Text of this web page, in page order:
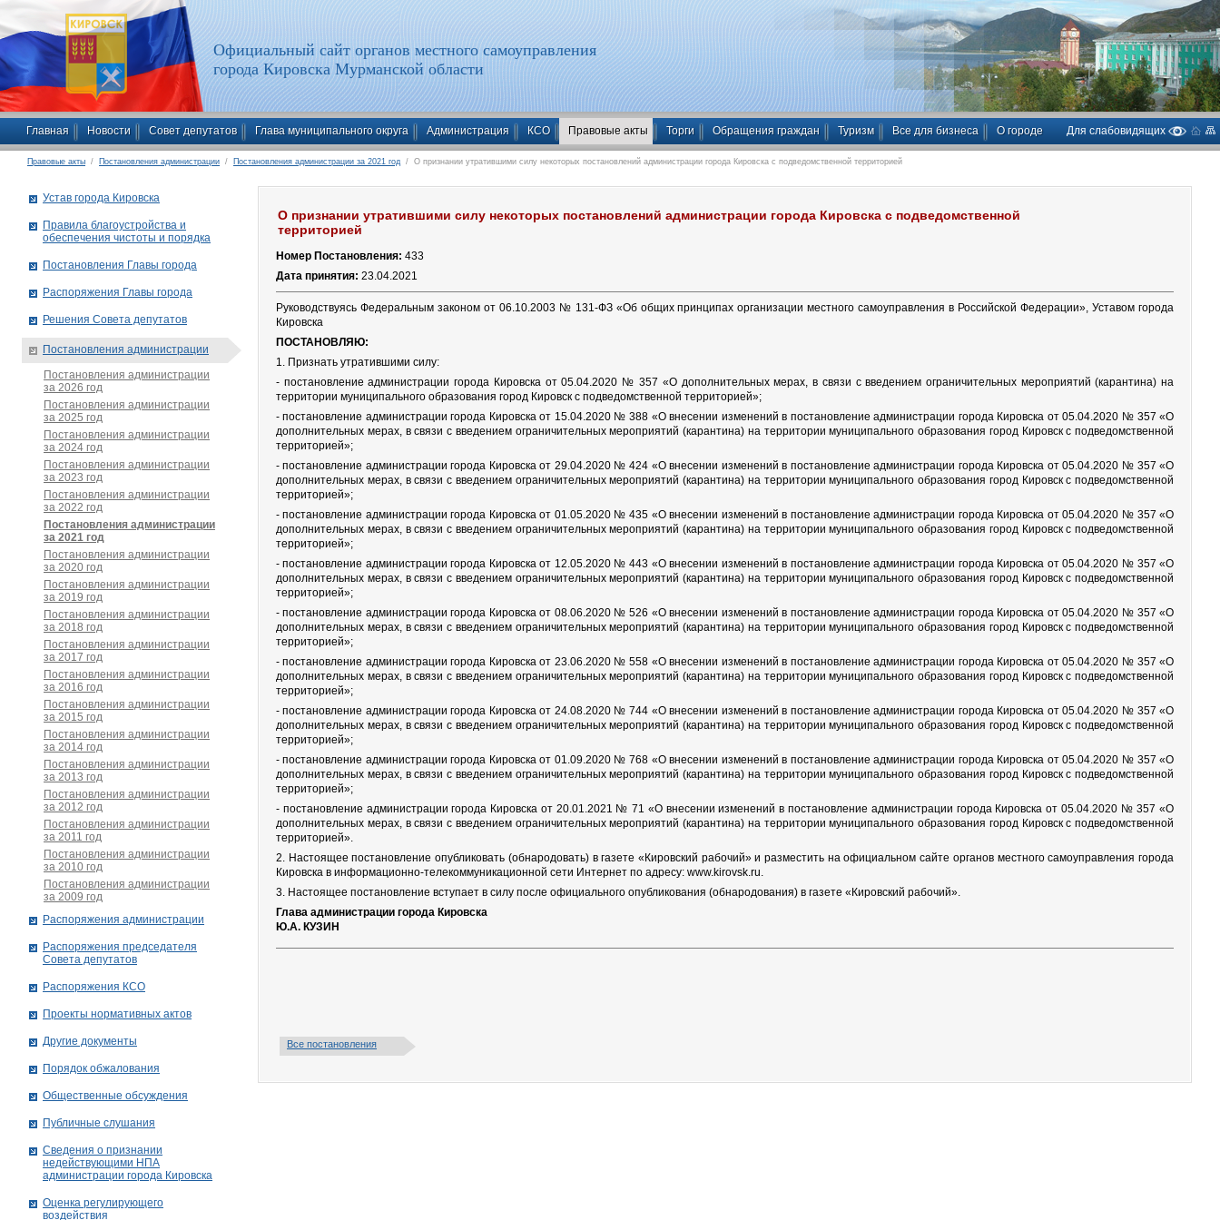
Официальный сайт органов местного самоуправления
города Кировска Мурманской области
Главная Новости Совет депутатов Глава муниципального округа Администрация КСО Правовые акты Торги Обращения граждан Туризм Все для бизнеса О городе Для слабовидящих
Правовые акты / Постановления администрации / Постановления администрации за 2021 год / О признании утратившими силу некоторых постановлений администрации города Кировска с подведомственной территорией
О признании утратившими силу некоторых постановлений администрации города Кировска с подведомственной
территорией
Номер Постановления: 433
Дата принятия: 23.04.2021
Руководствуясь Федеральным законом от 06.10.2003 № 131-ФЗ «Об общих принципах организации местного самоуправления в Российской Федерации», Уставом города
Кировска
ПОСТАНОВЛЯЮ:
1. Признать утратившими силу:
- постановление администрации города Кировска от 05.04.2020 № 357 «О дополнительных мерах, в связи с введением ограничительных мероприятий (карантина) на
территории муниципального образования город Кировск с подведомственной территорией»;
- постановление администрации города Кировска от 15.04.2020 № 388 «О внесении изменений в постановление администрации города Кировска от 05.04.2020 № 357 «О
дополнительных мерах, в связи с введением ограничительных мероприятий (карантина) на территории муниципального образования город Кировск с подведомственной
территорией»;
- постановление администрации города Кировска от 29.04.2020 № 424 «О внесении изменений в постановление администрации города Кировска от 05.04.2020 № 357 «О
дополнительных мерах, в связи с введением ограничительных мероприятий (карантина) на территории муниципального образования город Кировск с подведомственной
территорией»;
- постановление администрации города Кировска от 01.05.2020 № 435 «О внесении изменений в постановление администрации города Кировска от 05.04.2020 № 357 «О
дополнительных мерах, в связи с введением ограничительных мероприятий (карантина) на территории муниципального образования город Кировск с подведомственной
территорией»;
- постановление администрации города Кировска от 12.05.2020 № 443 «О внесении изменений в постановление администрации города Кировска от 05.04.2020 № 357 «О
дополнительных мерах, в связи с введением ограничительных мероприятий (карантина) на территории муниципального образования город Кировск с подведомственной
территорией»;
- постановление администрации города Кировска от 08.06.2020 № 526 «О внесении изменений в постановление администрации города Кировска от 05.04.2020 № 357 «О
дополнительных мерах, в связи с введением ограничительных мероприятий (карантина) на территории муниципального образования город Кировск с подведомственной
территорией»;
- постановление администрации города Кировска от 23.06.2020 № 558 «О внесении изменений в постановление администрации города Кировска от 05.04.2020 № 357 «О
дополнительных мерах, в связи с введением ограничительных мероприятий (карантина) на территории муниципального образования город Кировск с подведомственной
территорией»;
- постановление администрации города Кировска от 24.08.2020 № 744 «О внесении изменений в постановление администрации города Кировска от 05.04.2020 № 357 «О
дополнительных мерах, в связи с введением ограничительных мероприятий (карантина) на территории муниципального образования город Кировск с подведомственной
территорией»;
- постановление администрации города Кировска от 01.09.2020 № 768 «О внесении изменений в постановление администрации города Кировска от 05.04.2020 № 357 «О
дополнительных мерах, в связи с введением ограничительных мероприятий (карантина) на территории муниципального образования город Кировск с подведомственной
территорией»;
- постановление администрации города Кировска от 20.01.2021 № 71 «О внесении изменений в постановление администрации города Кировска от 05.04.2020 № 357 «О
дополнительных мерах, в связи с введением ограничительных мероприятий (карантина) на территории муниципального образования город Кировск с подведомственной
территорией».
2. Настоящее постановление опубликовать (обнародовать) в газете «Кировский рабочий» и разместить на официальном сайте органов местного самоуправления города
Кировска в информационно-телекоммуникационной сети Интернет по адресу: www.kirovsk.ru.
3. Настоящее постановление вступает в силу после официального опубликования (обнародования) в газете «Кировский рабочий».
Глава администрации города Кировска
Ю.А. КУЗИН
Все постановления
Устав города Кировска
Правила благоустройства и
обеспечения чистоты и порядка
Постановления Главы города
Распоряжения Главы города
Решения Совета депутатов
Постановления администрации
Постановления администрации
за 2026 год
Постановления администрации
за 2025 год
Постановления администрации
за 2024 год
Постановления администрации
за 2023 год
Постановления администрации
за 2022 год
Постановления администрации
за 2021 год
Постановления администрации
за 2020 год
Постановления администрации
за 2019 год
Постановления администрации
за 2018 год
Постановления администрации
за 2017 год
Постановления администрации
за 2016 год
Постановления администрации
за 2015 год
Постановления администрации
за 2014 год
Постановления администрации
за 2013 год
Постановления администрации
за 2012 год
Постановления администрации
за 2011 год
Постановления администрации
за 2010 год
Постановления администрации
за 2009 год
Распоряжения администрации
Распоряжения председателя
Совета депутатов
Распоряжения КСО
Проекты нормативных актов
Другие документы
Порядок обжалования
Общественные обсуждения
Публичные слушания
Сведения о признании
недействующими НПА
администрации города Кировскa
Оценка регулирующего
воздействия